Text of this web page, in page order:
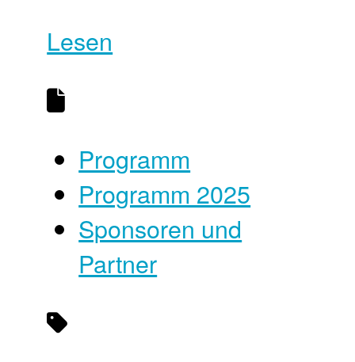
Lesen
Programm
Programm 2025
Sponsoren und
Partner